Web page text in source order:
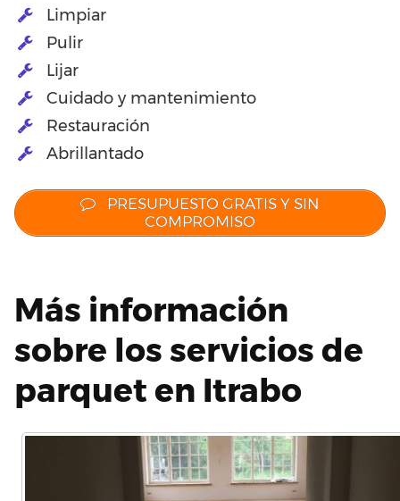
Limpiar
Pulir
Lijar
Cuidado y mantenimiento
Restauración
Abrillantado
PRESUPUESTO GRATIS Y SIN
COMPROMISO
Más información
sobre los servicios de
parquet en Itrabo